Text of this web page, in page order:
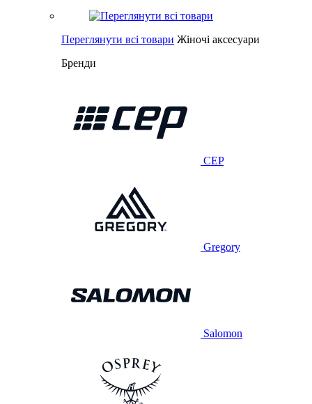
Переглянути всі товари Жіночі аксесуари
Бренди
CEP
Gregory
Salomon